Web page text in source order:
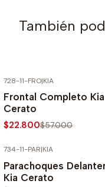
También
728-11-FRO|KIA
Frontal Completo Kia
Cerato
$22.800$57.000
734-11-PAR|KIA
Parachoques
Kia Cerato